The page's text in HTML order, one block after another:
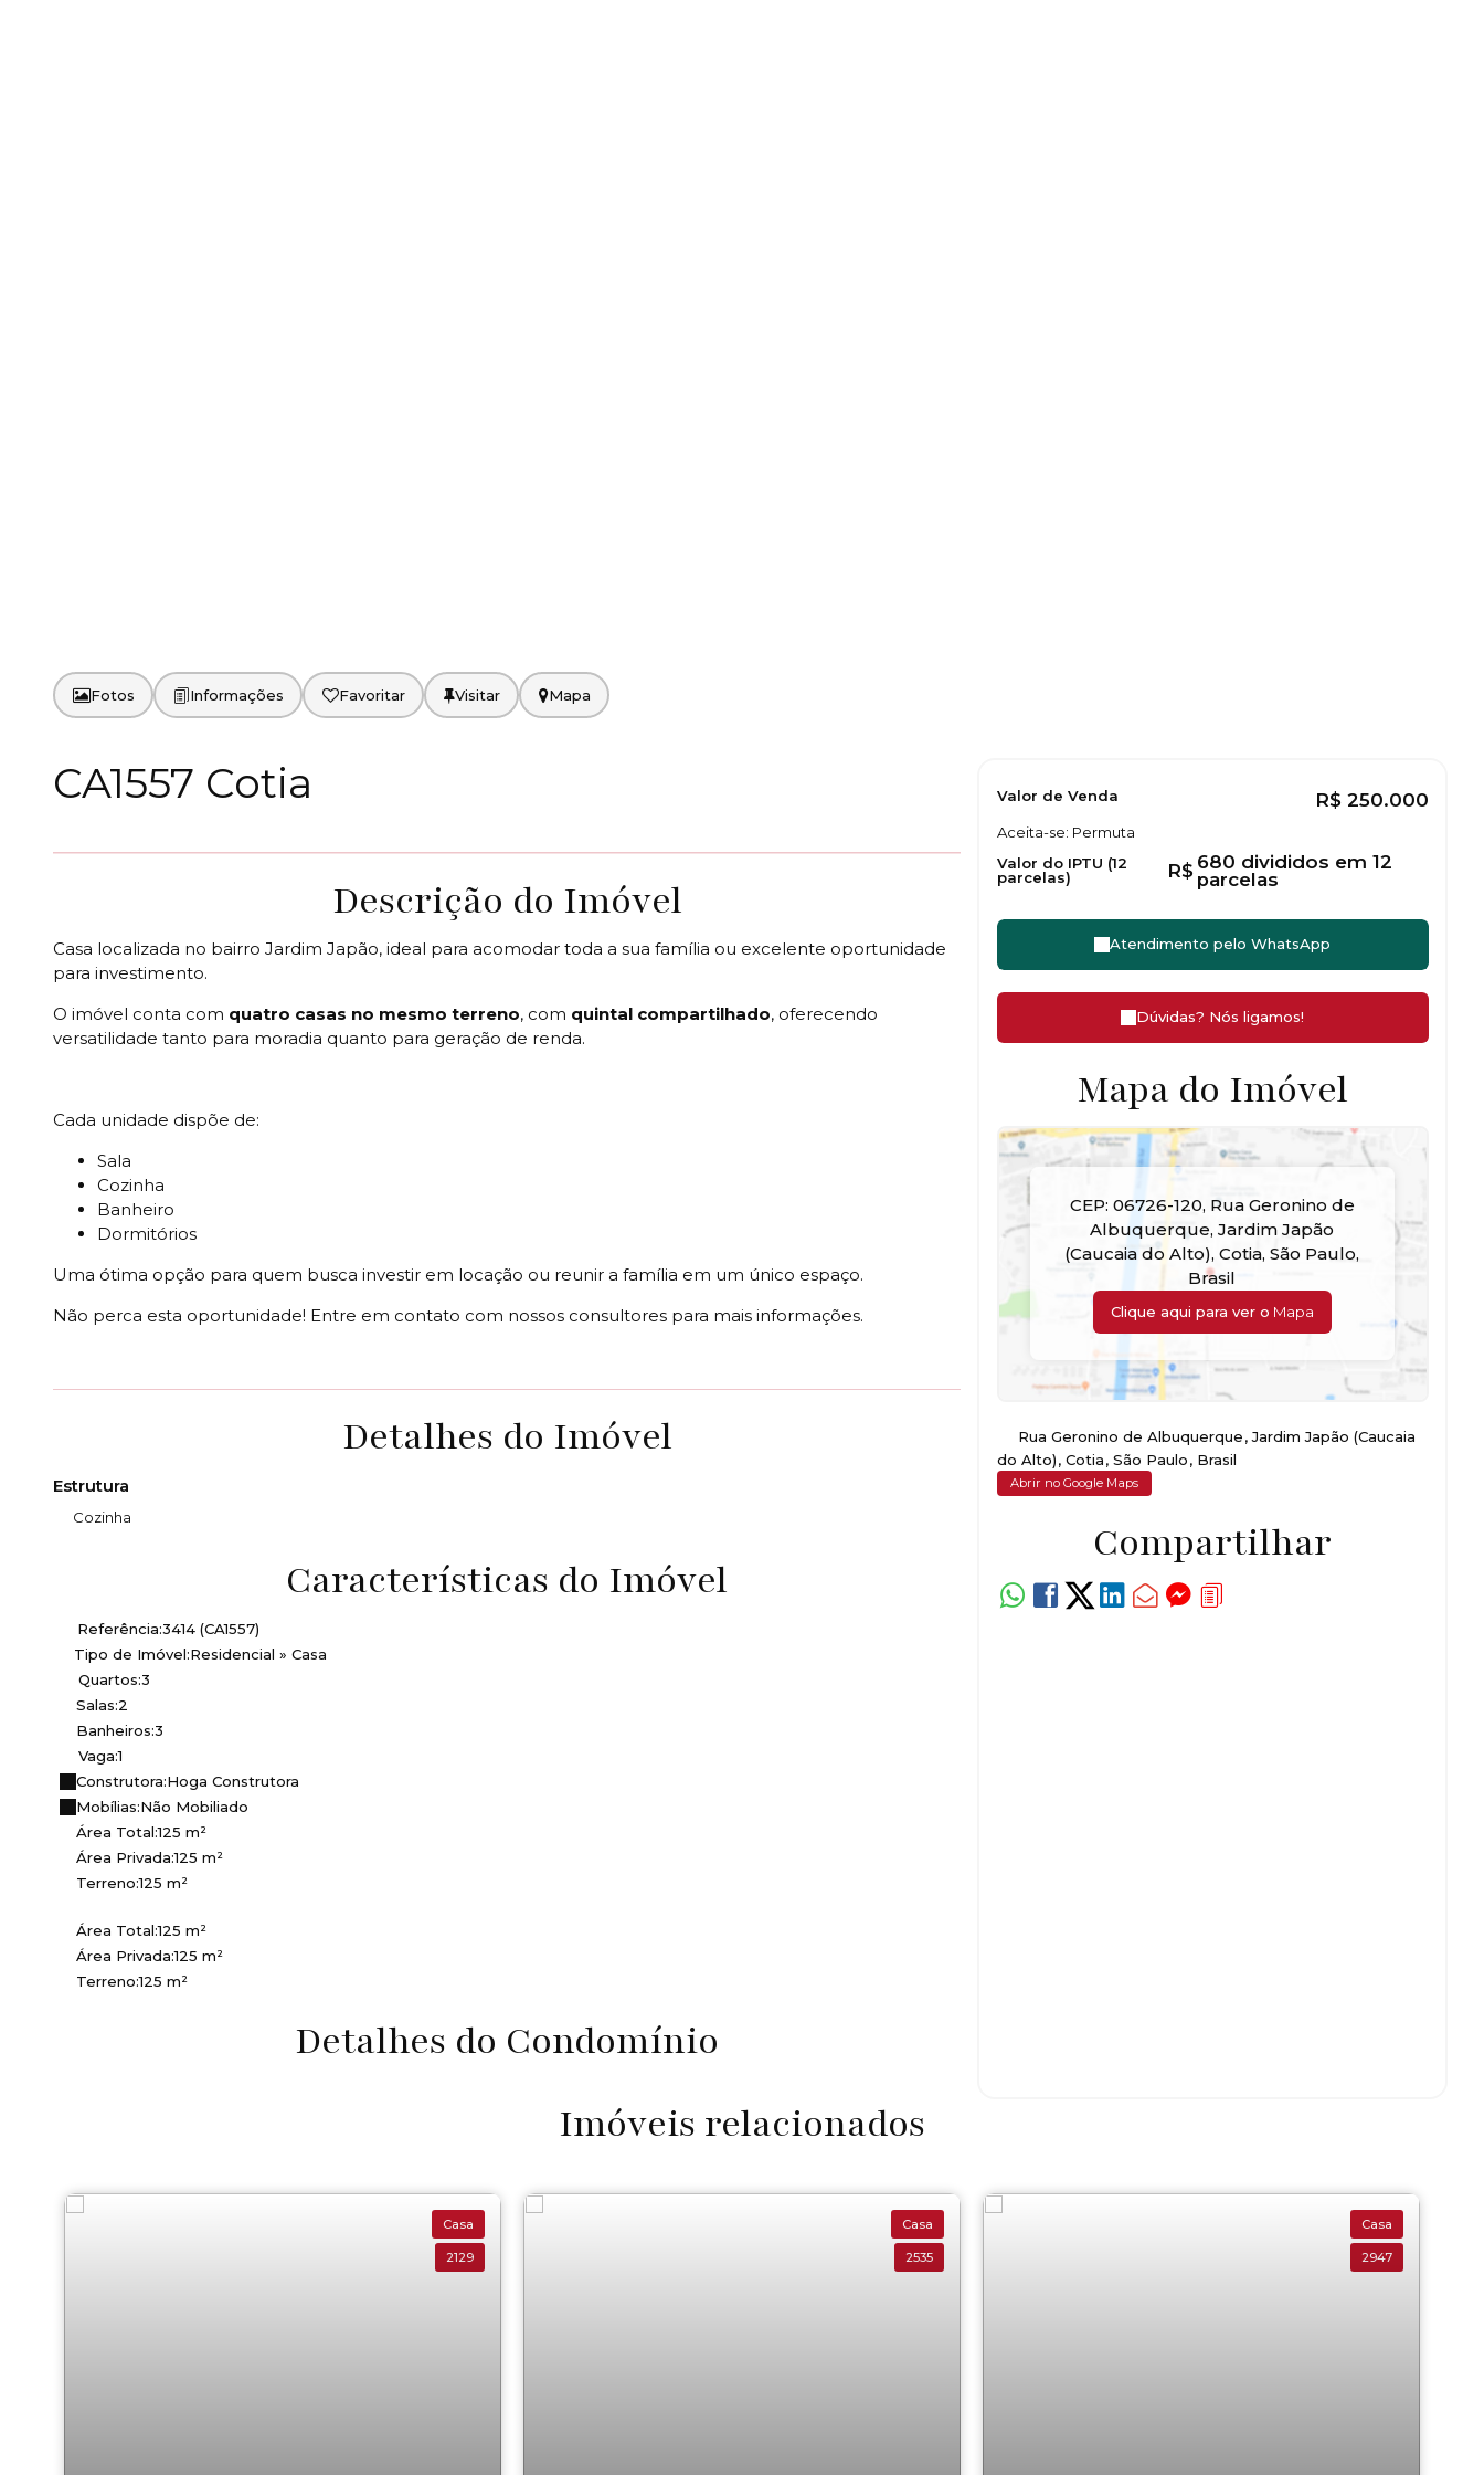
Fotos Favoritar Mapa
CA1557 Cotia
Descrição do Imóvel
Casa localizada no bairro Jardim Japão, ideal para acomodar toda a sua família ou excelente oportunidade
para investimento.
O imóvel conta com quatro casas no mesmo terreno, com quintal compartilhado, oferecendo
versatilidade tanto para moradia quanto para geração de renda.
Cada unidade dispõe de:
Sala
Cozinha
Banheiro
Dormitórios
Uma ótima opção para quem busca investir em locação ou reunir a família em um único espaço.
Não perca esta oportunidade! Entre em contato com nossos consultores para mais informações.
Detalhes do Imóvel
Estrutura
Cozinha
Características do Imóvel
Referência:3414 (CA1557)
Tipo de Imóvel:Residencial » Casa
Quartos:3
Salas:2
Banheiros:3
Vaga:1
Construtora:Hoga Construtora
Mobílias:Não Mobiliado
Área Total:125 m²
Área Privada:125 m²
Terreno:125 m²
Área Total:125 m²
Área Privada:125 m²
Terreno:125 m²
Detalhes do Condomínio
R$ 250.000
Valor de Venda
Aceita-se: Permuta
Valor do IPTU (12
parcelas)
R$ 680 divididos em 12
parcelas
Atendimento pelo WhatsApp
Dúvidas? Nós ligamos!
Mapa do Imóvel
CEP: 06726-120, Rua Geronino de
Albuquerque,Jardim Japão
(Caucaia do Alto),Cotia,São Paulo,
Brasil
Clique aqui para ver o Mapa
Rua Geronino de Albuquerque,Jardim Japão (Caucaia
do Alto), Cotia, São Paulo, Brasil
Abrir no Google Maps
Compartilhar
Imóveis relacionados
Casa
2129
Casa
2535
Casa
2947